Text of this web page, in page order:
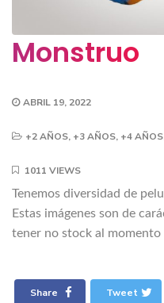
Monstruo
ABRIL 19, 2022
+2 AÑOS, +3 AÑOS, +4 AÑOS
1011 VIEWS
Tenemos diversidad de
Estas imágenes son de
tener no stock al momento
Share Tweet